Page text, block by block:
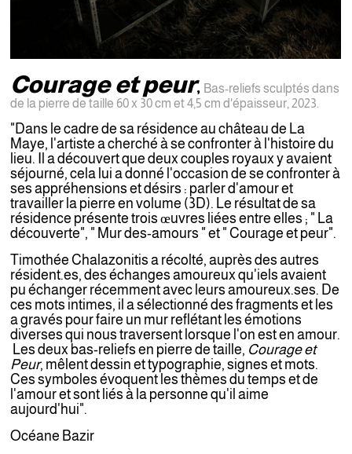
Courage et peur, Bas-reliefs sculptés dans
de la pierre de taille 60 x 30 cm et 4,5 cm d'épaisseur, 2023.
"Dans le cadre de sa résidence au château de La
Maye, l'artiste a cherché à se confronter à l'histoire du
lieu. Il a découvert que deux couples royaux y avaient
séjourné, cela lui a donné l'occasion de se confronter à
ses appréhensions et désirs : parler d'amour et
travailler la pierre en volume (3D). Le résultat de sa
résidence présente trois œuvres liées entre elles ; " La
découverte", " Mur des-amours " et " Courage et peur".
Timothée Chalazonitis a récolté, auprès des autres
résident.es, des échanges amoureux qu'iels avaient
pu échanger récemment avec leurs amoureux.ses. De
ces mots intimes, il a sélectionné des fragments et les
a gravés pour faire un mur reflétant les émotions
diverses qui nous traversent lorsque l'on est en amour.
Les deux bas-reliefs en pierre de taille, Courage et
Peur, mêlent dessin et typographie, signes et mots.
Ces symboles évoquent les thèmes du temps et de
l'amour et sont liés à la personne qu'il aime
aujourd'hui".
Océane Bazir